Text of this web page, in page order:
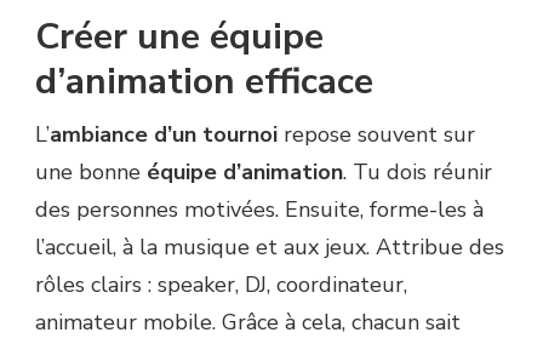
Créer une équipe
d’animation efficace
L’ambiance d’un tournoi repose souvent sur
une bonne équipe d’animation. Tu dois réunir
des personnes motivées. Ensuite, forme-les à
l’accueil, à la musique et aux jeux. Attribue des
rôles clairs : speaker, DJ, coordinateur,
animateur mobile. Grâce à cela, chacun sait